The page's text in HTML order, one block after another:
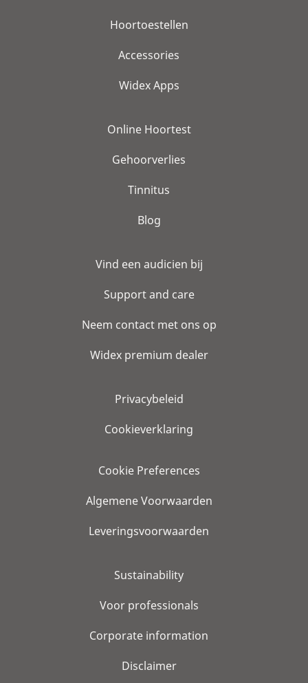
Hoortoestellen
Accessories
Widex Apps
Online Hoortest
Gehoorverlies
Tinnitus
Blog
Vind een audicien bij
Support and care
Neem contact met ons op
Widex premium dealer
Privacybeleid
Cookieverklaring
Cookie Preferences
Algemene Voorwaarden
Leveringsvoorwaarden
Sustainability
Voor professionals
Corporate information
Disclaimer